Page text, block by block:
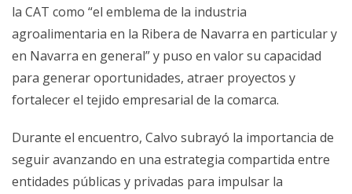
la CAT como “el emblema de la industria
agroalimentaria en la Ribera de Navarra en particular y
en Navarra en general” y puso en valor su capacidad
para generar oportunidades, atraer proyectos y
fortalecer el tejido empresarial de la comarca.
Durante el encuentro, Calvo subrayó la importancia de
seguir avanzando en una estrategia compartida entre
entidades públicas y privadas para impulsar la